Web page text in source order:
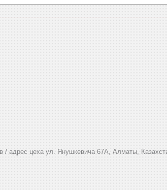
/ адрес цеха ул. Янушкевича 67А, Алматы,